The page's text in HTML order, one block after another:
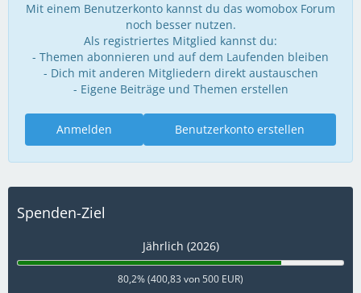
Mit einem Benutzerkonto kannst du das womobox Forum
noch besser nutzen.
Als registriertes Mitglied kannst du:
- Themen abonnieren und auf dem Laufenden bleiben
- Dich mit anderen Mitgliedern direkt austauschen
- Eigene Beiträge und Themen erstellen
Benutzerkonto erstellen
Anmelden
Spenden-Ziel
Jährlich (2026)
80,2% (400,83 von 500 EUR)